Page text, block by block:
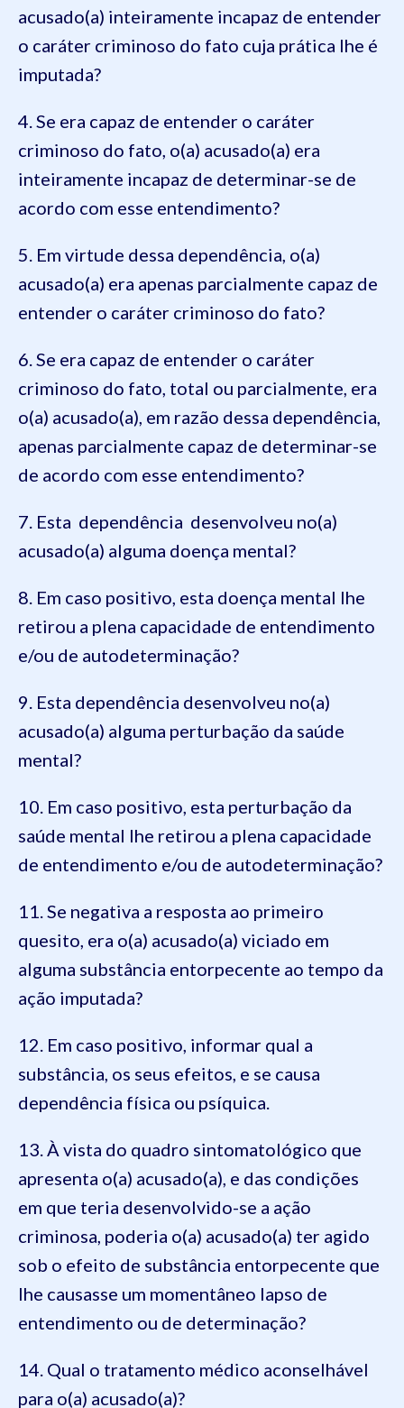
acusado(a) inteiramente incapaz de entender
o caráter criminoso do fato cuja prática lhe é
imputada?
4. Se era capaz de entender o caráter
criminoso do fato, o(a) acusado(a) era
inteiramente incapaz de determinar-se de
acordo com esse entendimento?
5. Em virtude dessa dependência, o(a)
acusado(a) era apenas parcialmente capaz de
entender o caráter criminoso do fato?
6. Se era capaz de entender o caráter
criminoso do fato, total ou parcialmente, era
o(a) acusado(a), em razão dessa dependência,
apenas parcialmente capaz de determinar-se
de acordo com esse entendimento?
7. Esta dependência desenvolveu no(a)
acusado(a) alguma doença mental?
8. Em caso positivo, esta doença mental lhe
retirou a plena capacidade de entendimento
e/ou de autodeterminação?
9. Esta dependência desenvolveu no(a)
acusado(a) alguma perturbação da saúde
mental?
10. Em caso positivo, esta perturbação da
saúde mental lhe retirou a plena capacidade
de entendimento e/ou de autodeterminação?
11. Se negativa a resposta ao primeiro
quesito, era o(a) acusado(a) viciado em
alguma substância entorpecente ao tempo da
ação imputada?
12. Em caso positivo, informar qual a
substância, os seus efeitos, e se causa
dependência física ou psíquica.
13. À vista do quadro sintomatológico que
apresenta o(a) acusado(a), e das condições
em que teria desenvolvido-se a ação
criminosa, poderia o(a) acusado(a) ter agido
sob o efeito de substância entorpecente que
lhe causasse um momentâneo lapso de
entendimento ou de determinação?
14. Qual o tratamento médico aconselhável
para o(a) acusado(a)?